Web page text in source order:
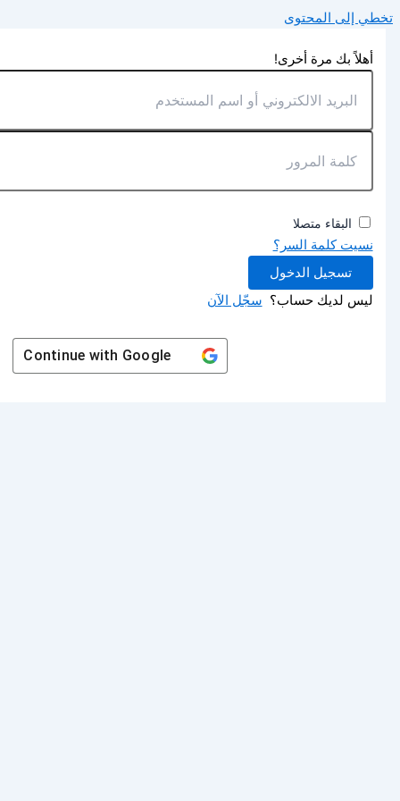
تخطي إلى المحتوى
أهلاً بك مرة أخرى!
البقاء متصلا
نسيت كلمة السر؟
تسجيل الدخول
ليس لديك حساب؟ سجّل الآن
Continue withGoogle